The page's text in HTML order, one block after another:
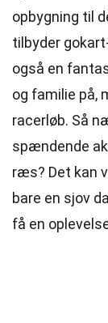
opbygning til
tilbyder
også en
og familie på,
racerløb. Så
spændende
ræs? Det kan
bare en sjov
få en